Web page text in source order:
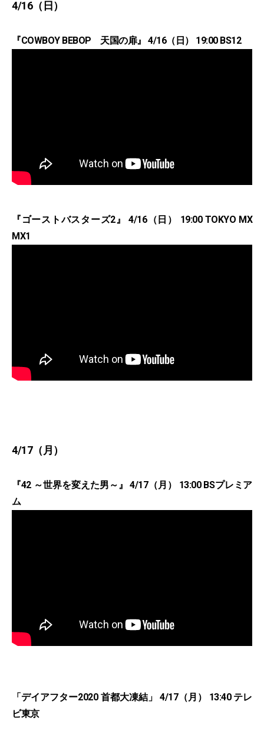
4/16（日）
『COWBOY BEBOP 天国の扉』 4/16（日） 19:00 BS12
『ゴーストバスターズ2』 4/16（日） 19:00 TOKYO MX
MX1
4/17（月）
『42 ～世界を変えた男～』 4/17（月） 13:00 BSプレミア
ム
「デイアフター2020 首都大凍結」 4/17（月） 13:40 テレ
ビ東京